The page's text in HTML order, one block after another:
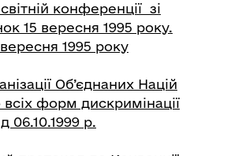
конференції зі
15 вересня 1995 року.
1995 року
Об’єднаних Націй
всіх форм дискримінації
06.10.1999 р.